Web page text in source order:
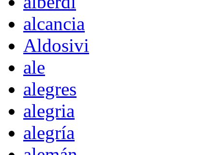
alcancia
Aldosivi
ale
alegres
alegria
alegría